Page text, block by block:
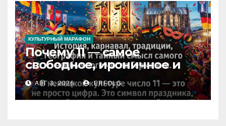
КУЛЬТУРНЫЙ МАРАФОН
Почему 11 — самое
свободное, ироничное и
любимое число в
немецкой культуре?
АВГ 3, 2026 ERFOLG